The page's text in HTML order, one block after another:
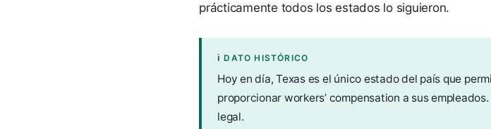
prácticamente todos los estados lo siguieron.
ℹ DATO HISTÓRICO
Hoy en día, Texas es el único estado del país que
proporcionar workers’ compensation a sus
legal.